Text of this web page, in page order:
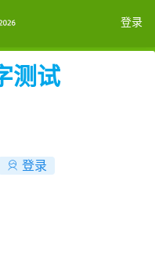
登录
测试
登录